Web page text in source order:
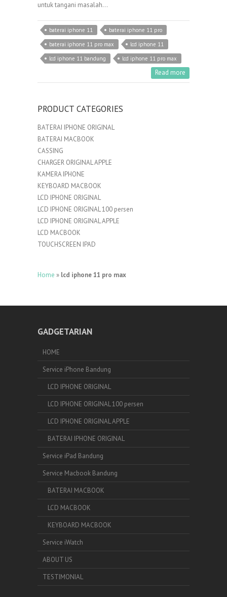
untuk tangani masalah…
baterai iphone 11
baterai iphone 11 pro
baterai iphone 11 pro max
lcd iphone 11
lcd iphone 11 bandung
lcd iphone 11 pro max
Read more
PRODUCT CATEGORIES
BATERAI IPHONE ORIGINAL
BATERAI MACBOOK
CASSING
CHARGER ORIGINAL APPLE
KAMERA IPHONE
KEYBOARD MACBOOK
LCD IPHONE ORIGINAL
LCD IPHONE ORIGINAL 100 persen
LCD IPHONE ORIGINAL APPLE
LCD MACBOOK
TOUCHSCREEN IPAD
Home » lcd iphone 11 pro max
GADGETARIAN
HOME
Service iPhone Bandung
LCD IPHONE ORIGINAL
LCD IPHONE ORIGINAL 100 persen
LCD IPHONE ORIGINAL APPLE
BATERAI IPHONE ORIGINAL
Service iPad Bandung
Service Macbook Bandung
BATERAI MACBOOK
LCD MACBOOK
KEYBOARD MACBOOK
Service iWatch
ABOUT US
TESTIMONIAL